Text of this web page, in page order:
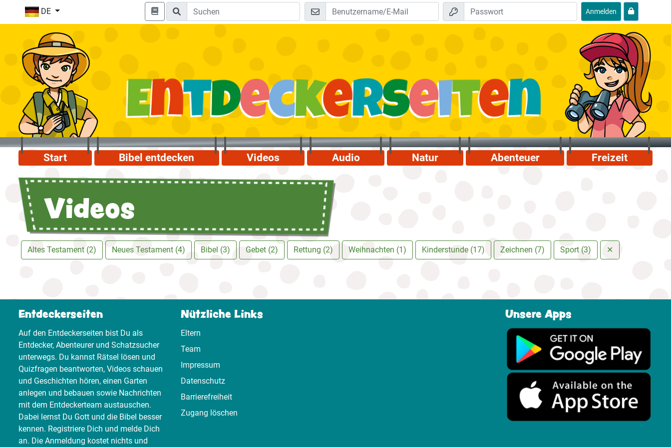
DE Anmelden
Start Bibel entdecken Videos Audio Natur Abenteuer Freizeit
Videos
Altes Testament (2) Neues Testament (4) Bibel (3) Gebet (2) Rettung (2) Weihnachten (1) Kinderstunde (17) Zeichnen (7) Sport (3) ✕
Entdeckerseiten
Auf den Entdeckerseiten bist Du als
Entdecker, Abenteurer und Schatzsucher
unterwegs. Du kannst Rätsel lösen und
Quizfragen beantworten, Videos schauen
und Geschichten hören, einen Garten
anlegen und bebauen sowie Nachrichten
mit dem Entdeckerteam austauschen.
Dabei lernst Du Gott und die Bibel besser
kennen. Registriere Dich und melde Dich
an. Die Anmeldung kostet nichts und
Nützliche Links
Eltern
Team
Impressum
Datenschutz
Barrierefreiheit
Zugang löschen
Unsere Apps